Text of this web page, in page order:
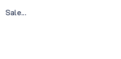
Sale...